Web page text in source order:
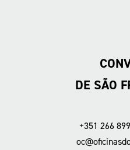
DE SÃO
+351 266